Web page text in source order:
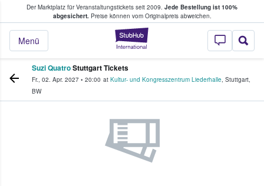
Der Marktplatz für Veranstaltungstickets seit 2009. Jede Bestellung ist 100%
abgesichert.Preise können vom Originalpreis abweichen.
StubHub - Wo
Menü
Tickets kaufen & verkaufen
Suzi QuatroStuttgart Tickets
Fr., 02. Apr. 2027 • 20:00 at Kultur- und Kongresszentrum Liederhalle, Stuttgart,
BW